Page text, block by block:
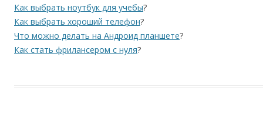
Как выбрать ноутбук для учебы?
Как выбрать хороший телефон?
Что можно делать на Андроид планшете?
Как стать фрилансером с нуля?